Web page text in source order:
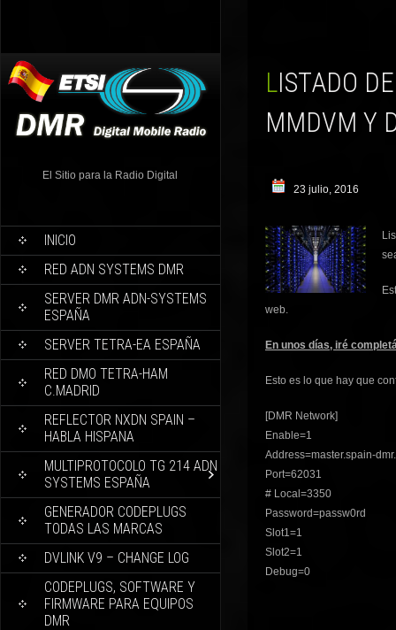
El Sitio para la Radio Digital
INICIO
RED ADN SYSTEMS DMR
SERVER DMR ADN-SYSTEMS
ESPAÑA
SERVER TETRA-EA ESPAÑA
RED DMO TETRA-HAM
C.MADRID
REFLECTOR NXDN SPAIN –
HABLA HISPANA
MULTIPROTOCOLO TG 214 ADN
SYSTEMS ESPAÑA
GENERADOR CODEPLUGS
TODAS LAS MARCAS
DVLINK V9 – CHANGE LOG
CODEPLUGS, SOFTWARE Y
FIRMWARE PARA EQUIPOS
DMR
LISTADO DE SERVIDORES MASTER MUNDIAL PARA EL
MMDVM Y
23 julio, 2016
web.
En unos días, iré
Esto es lo que hay que
[DMR Network]
Enable=1
Address=master.spain-
Port=62031
# Local=3350
Password=passw0rd
Slot1=1
Slot2=1
Debug=0